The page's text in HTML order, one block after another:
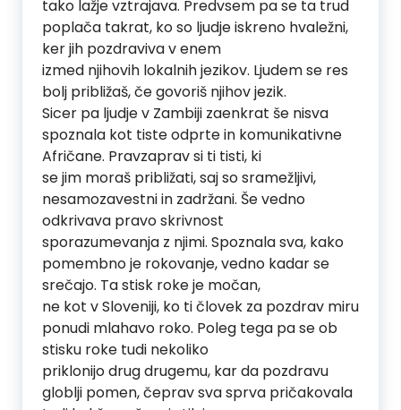
tako lažje vztrajava. Predvsem pa se ta trud
poplača takrat, ko so ljudje iskreno hvaležni,
ker jih pozdraviva v enem
izmed njihovih lokalnih jezikov. Ljudem se res
bolj približaš, če govoriš njihov jezik.
Sicer pa ljudje v Zambiji zaenkrat še nisva
spoznala kot tiste odprte in komunikativne
Afričane. Pravzaprav si ti tisti, ki
se jim moraš približati, saj so sramežljivi,
nesamozavestni in zadržani. Še vedno
odkrivava pravo skrivnost
sporazumevanja z njimi. Spoznala sva, kako
pomembno je rokovanje, vedno kadar se
srečajo. Ta stisk roke je močan,
ne kot v Sloveniji, ko ti človek za pozdrav miru
ponudi mlahavo roko. Poleg tega pa se ob
stisku roke tudi nekoliko
priklonijo drug drugemu, kar da pozdravu
globlji pomen, čeprav sva sprva pričakovala